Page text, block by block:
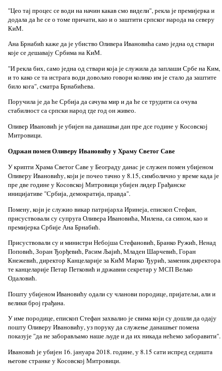
"Цео тај процес се води на начин какав смо видели", рекла је премијерка и
додала да ће се о томе причати, као и о заштити српског народа на северу
КиМ.
Ана Брнабић каже да је убиство Оливера Ивановића само једна од ствари
које се дешавају Србима на КиМ.
"И рекла бих, само једна од ствари која је служила да заплаши Србе на Ким,
и то како се та истрага води довољно говори колико им је стало да заштите
било кога", сматра Брнабићева.
Поручила је да ће Србија да сачува мир и да ће се трудити са очува
стабилност са српски народ где год он живео.
Оливер Ивановић је убијен на данашњи дан пре дсе године у Косовској
Митровици.
Одржан помен Оливеру Ивановићу у Храму Светог Саве
У крипти Храма Светог Саве у Београду данас је служен помен убијеном
Оливеру Ивановићу, који је почео тачно у 8.15, симболично у време када је
пре две године у Косовској Митровици убијен лидер Грађанске
иницијативе "Србија, демократија, правда".
Помену, који је служио викар патријарха Иринеја, епископ Стефан,
присуствовали су супруга Оливера Ивановића, Милена, са сином, као и
премијерка Србије Ана Брнабић.
Присуствовали су и министри Небојша Стефановић, Бранко Ружић, Ненад
Поповић, Зоран Ђорђевић, Расим Љајић, Младен Шарчевић, Горан
Кнежевић, директор Канцеларије за КиМ Марко Ђурић, заменик директора
те канцеларије Петар Петковић и државни секретар у МСП Вељко
Одаловић.
Пошту убијеном Ивановићу одали су чланови породице, пријатељи, али и
велики број грађана.
У име породице, епископ Стефан захвалио је свима који су дошли да одају
пошту Оливеру Ивановићу, уз поруку да служење данашњег помена
показује "да не заборављамо наше људе и да их никада нећемо заборавити".
Ивановић је убијен 16. јануара 2018. године, у 8.15 сати испред седишта
његове странке у Косовској Митровици.